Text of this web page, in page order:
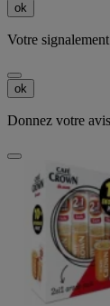
ok
Votre
ok
Donnez votre avis